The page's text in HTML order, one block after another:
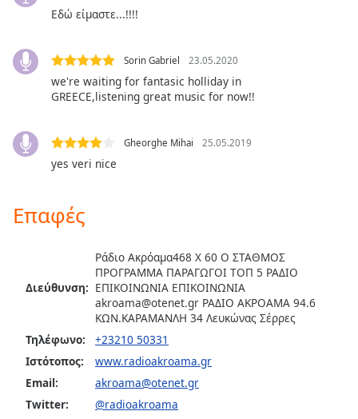
Subtitles
settings,
opens
subtitles
subtitles
,
Audio
Track
modal
window.
Εδώ είμαστε...!!!!
Sorin Gabriel 23.05.2020
we're waiting for fantasic holliday in
GREECE,listening great music for now!!
Gheorghe Mihai 25.05.2019
yes veri nice
Επαφές
Διεύθυνση:
Ράδιο Ακρόαμα468 X 60 Ο ΣΤΑΘΜΟΣ
ΠΡΟΓΡΑΜΜΑ ΠΑΡΑΓΩΓΟΙ ΤΟΠ 5 ΡΑΔΙΟ
ΕΠΙΚΟΙΝΩΝΙΑ ΕΠΙΚΟΙΝΩΝΙΑ
akroama@otenet.gr ΡΑΔΙΟ ΑΚΡΟΑΜΑ 94.6
ΚΩΝ.ΚΑΡΑΜΑΝΛΗ 34 Λευκώνας Σέρρες
Τηλέφωνο:
+23210 50331
Ιστότοπος:
www.radioakroama.gr
Email:
akroama@otenet.gr
Twitter:
@radioakroama